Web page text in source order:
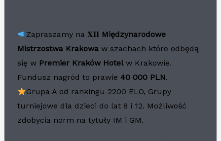
Zapraszamy na 𝐗𝐈𝐈 Międzynarodowe
Mistrzostwa Krakowaw szachach które odbędą
się w Premier Kraków Hotelw Krakowie.
Fundusz nagród to prawie 40 000 PLN.
Grupa A od rankingu 2200 ELO, Grupy
turniejowe dla dzieci do lat 8 i 12. Możliwość
zdobycia norm na tytuły IM i GM.